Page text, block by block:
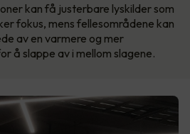
kan få justerbare lyskilder som
fokus, mens fellesområdene kan
av en varmere og mer
å slappe av i mellom slagene.